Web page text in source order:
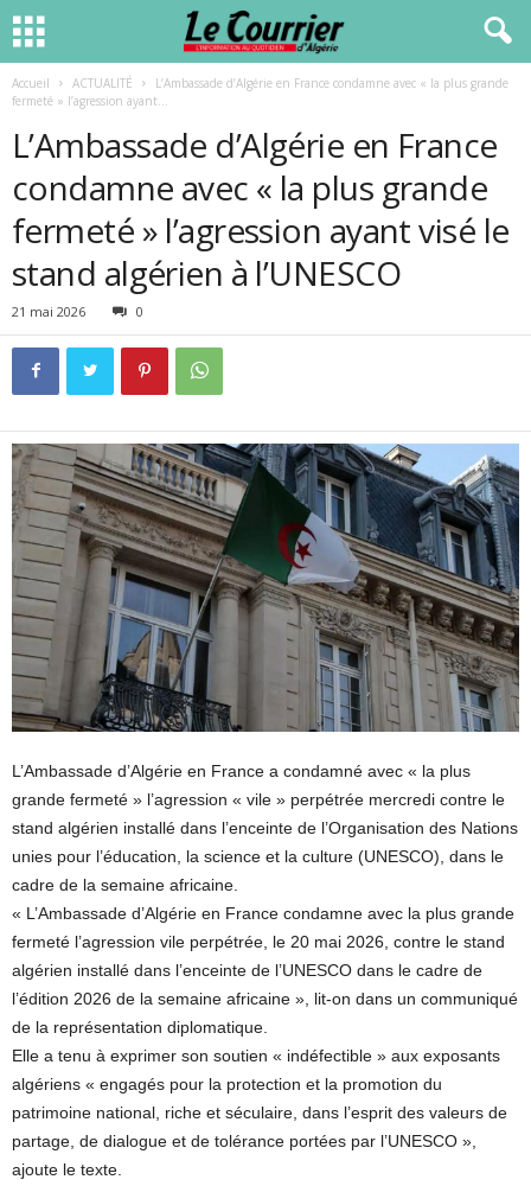
Accueil ACTUALITÉ
L’Ambassade d’Algérie en France condamne avec « la plus grande
fermeté » l’agression ayant...
L’Ambassade d’Algérie en France
condamne avec « la plus grande
fermeté » l’agression ayant visé le
stand algérien à l’UNESCO
21 mai 2026 0
L’Ambassade d’Algérie en France a condamné avec « la plus
grande fermeté » l’agression « vile » perpétrée mercredi contre le
stand algérien installé dans l’enceinte de l’Organisation des Nations
unies pour l’éducation, la science et la culture (UNESCO), dans le
cadre de la semaine africaine.
« L’Ambassade d’Algérie en France condamne avec la plus grande
fermeté l’agression vile perpétrée, le 20 mai 2026, contre le stand
algérien installé dans l’enceinte de l’UNESCO dans le cadre de
l’édition 2026 de la semaine africaine », lit-on dans un communiqué
de la représentation diplomatique.
Elle a tenu à exprimer son soutien « indéfectible » aux exposants
algériens « engagés pour la protection et la promotion du
patrimoine national, riche et séculaire, dans l’esprit des valeurs de
partage, de dialogue et de tolérance portées par l’UNESCO »,
ajoute le texte.